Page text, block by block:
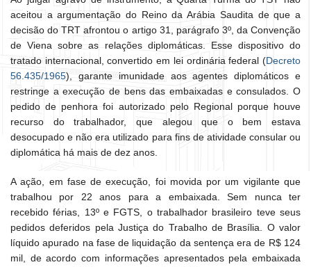
aceitou a argumentação do Reino da Arábia Saudita de que a
decisão do TRT afrontou o artigo 31, parágrafo 3º, da Convenção
de Viena sobre as relações diplomáticas. Esse dispositivo do
tratado internacional, convertido em lei ordinária federal (Decreto
56.435/1965), garante imunidade aos agentes diplomáticos e
restringe a execução de bens das embaixadas e consulados. O
pedido de penhora foi autorizado pelo Regional porque houve
recurso do trabalhador, que alegou que o bem estava
desocupado e não era utilizado para fins de atividade consular ou
diplomática há mais de dez anos.
A ação, em fase de execução, foi movida por um vigilante que
trabalhou por 22 anos para a embaixada. Sem nunca ter
recebido férias, 13º e FGTS, o trabalhador brasileiro teve seus
pedidos deferidos pela Justiça do Trabalho de Brasília. O valor
líquido apurado na fase de liquidação da sentença era de R$ 124
mil, de acordo com informações apresentados pela embaixada